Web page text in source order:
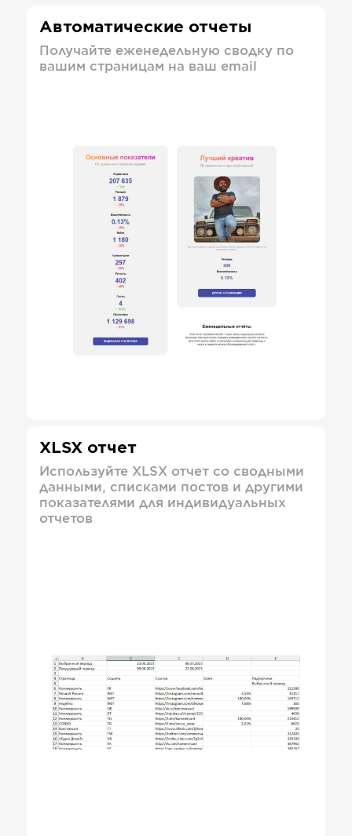
Автоматические отчеты
Получайте еженедельную сводку по
вашим страницам на ваш email
XLSX отчет
Используйте XLSX отчет со сводными
данными, списками постов и другими
показателями для индивидуальных
отчетов